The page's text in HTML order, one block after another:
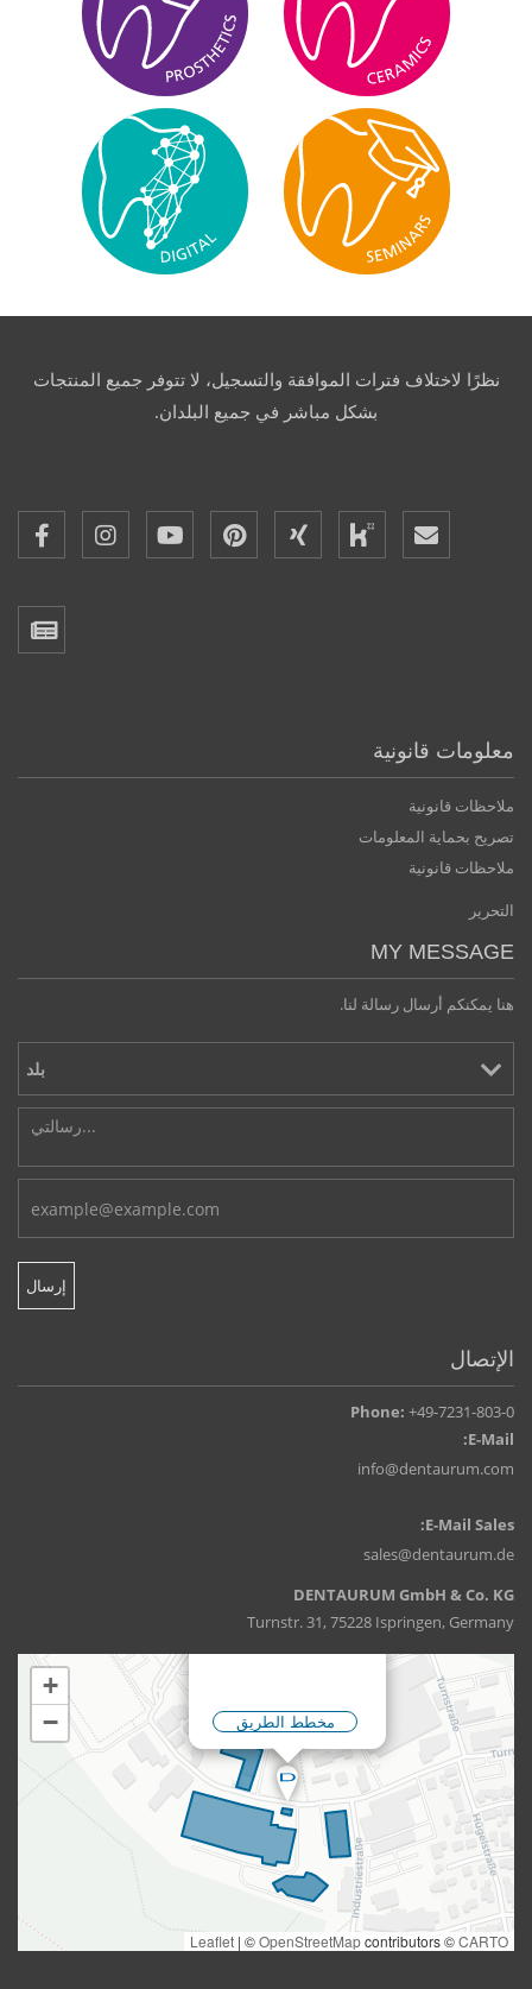
نظرًا لاختلاف فترات الموافقة والتسجيل، لا تتوفر جميع المنتجات
بشكل مباشر في جميع البلدان.
معلومات قانونية
ملاحظات قانونية
تصريح بحماية المعلومات
ملاحظات قانونية
التحرير
MY MESSAGE
هنا يمكنكم أرسال رسالة لنا.
الإتصال
Phone: +49-7231-803-0
E-Mail:
info@dentaurum.com
E-Mail Sales:
sales@dentaurum.de
DENTAURUM GmbH & Co. KG
Turnstr. 31, 75228 Ispringen, Germany